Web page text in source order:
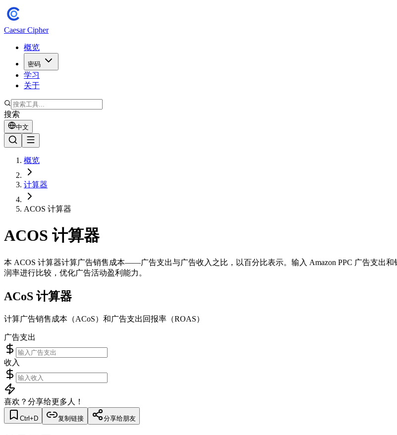
Caesar Cipher
概览
密码
学习
关于
搜索
中文
概览
计算器
ACOS 计算器
ACOS 计算器
本 ACOS 计算器计算广告销售成本——广告支出与广告收入之比，以百分比表示。输入 Amazon PPC 广告支出和
润率进行比较，优化广告活动盈利能力。
ACoS 计算器
计算广告销售成本（ACoS）和广告支出回报率（ROAS）
广告支出
收入
喜欢？分享给更多人！
Ctrl+D 复制链接 分享给朋友